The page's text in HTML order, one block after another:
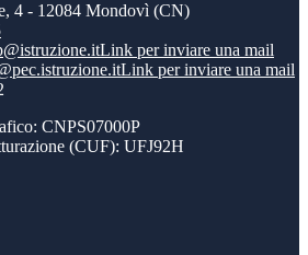
4 - 12084 Mondovì (CN)
Link per inviare una mail
Link per inviare una mail
CNPS07000P
(CUF): UFJ92H